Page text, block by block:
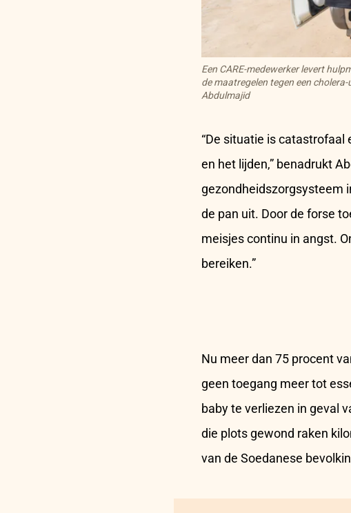
Een CARE-medewerker levert
de maatregelen tegen een
Abdulmajid
“De situatie is
en het lijden,” benadrukt
gezondheidszorgsysteem
de pan uit. Door de forse
meisjes continu in angst.
bereiken.”
Nu meer dan 75 procent
geen toegang meer tot
baby te verliezen in geval
die plots gewond raken
van de Soedanese